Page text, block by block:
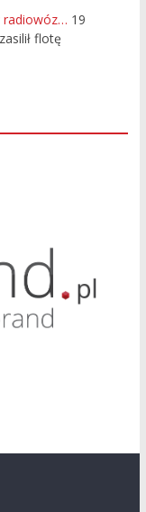
radiowóz… 19
flotę